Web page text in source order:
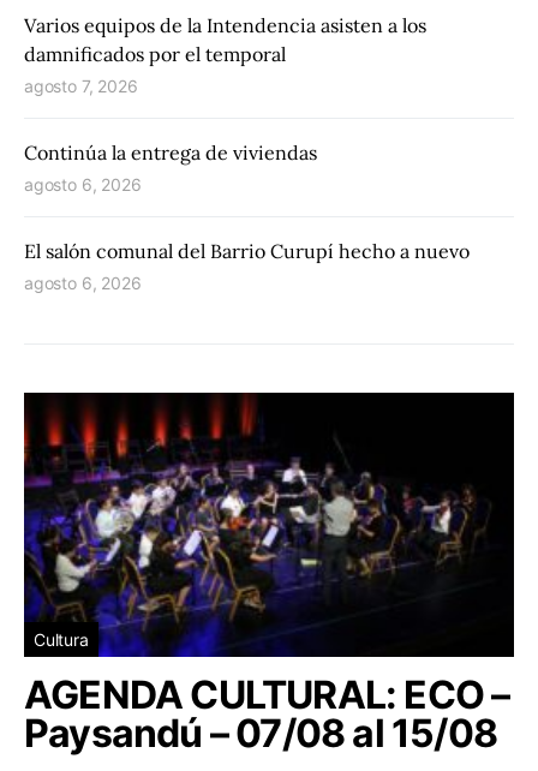
Varios equipos de la Intendencia asisten a los
damnificados por el temporal
agosto 7, 2026
Continúa la entrega de viviendas
agosto 6, 2026
El salón comunal del Barrio Curupí hecho a nuevo
agosto 6, 2026
Cultura
AGENDA CULTURAL: ECO –
Paysandú – 07/08 al 15/08